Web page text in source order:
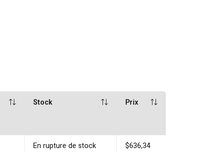
Stock Prix
En rupture de stock $636,34